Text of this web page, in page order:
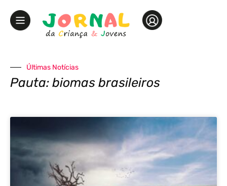
Últimas Notícias
Pauta: biomas brasileiros